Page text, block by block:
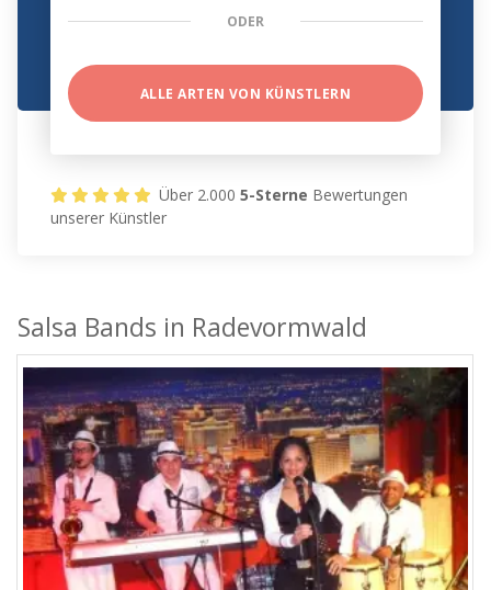
ODER
ALLE ARTEN VON KÜNSTLERN
Über 2.0005-Sterne Bewertungen
unserer Künstler
Salsa Bands in Radevormwald